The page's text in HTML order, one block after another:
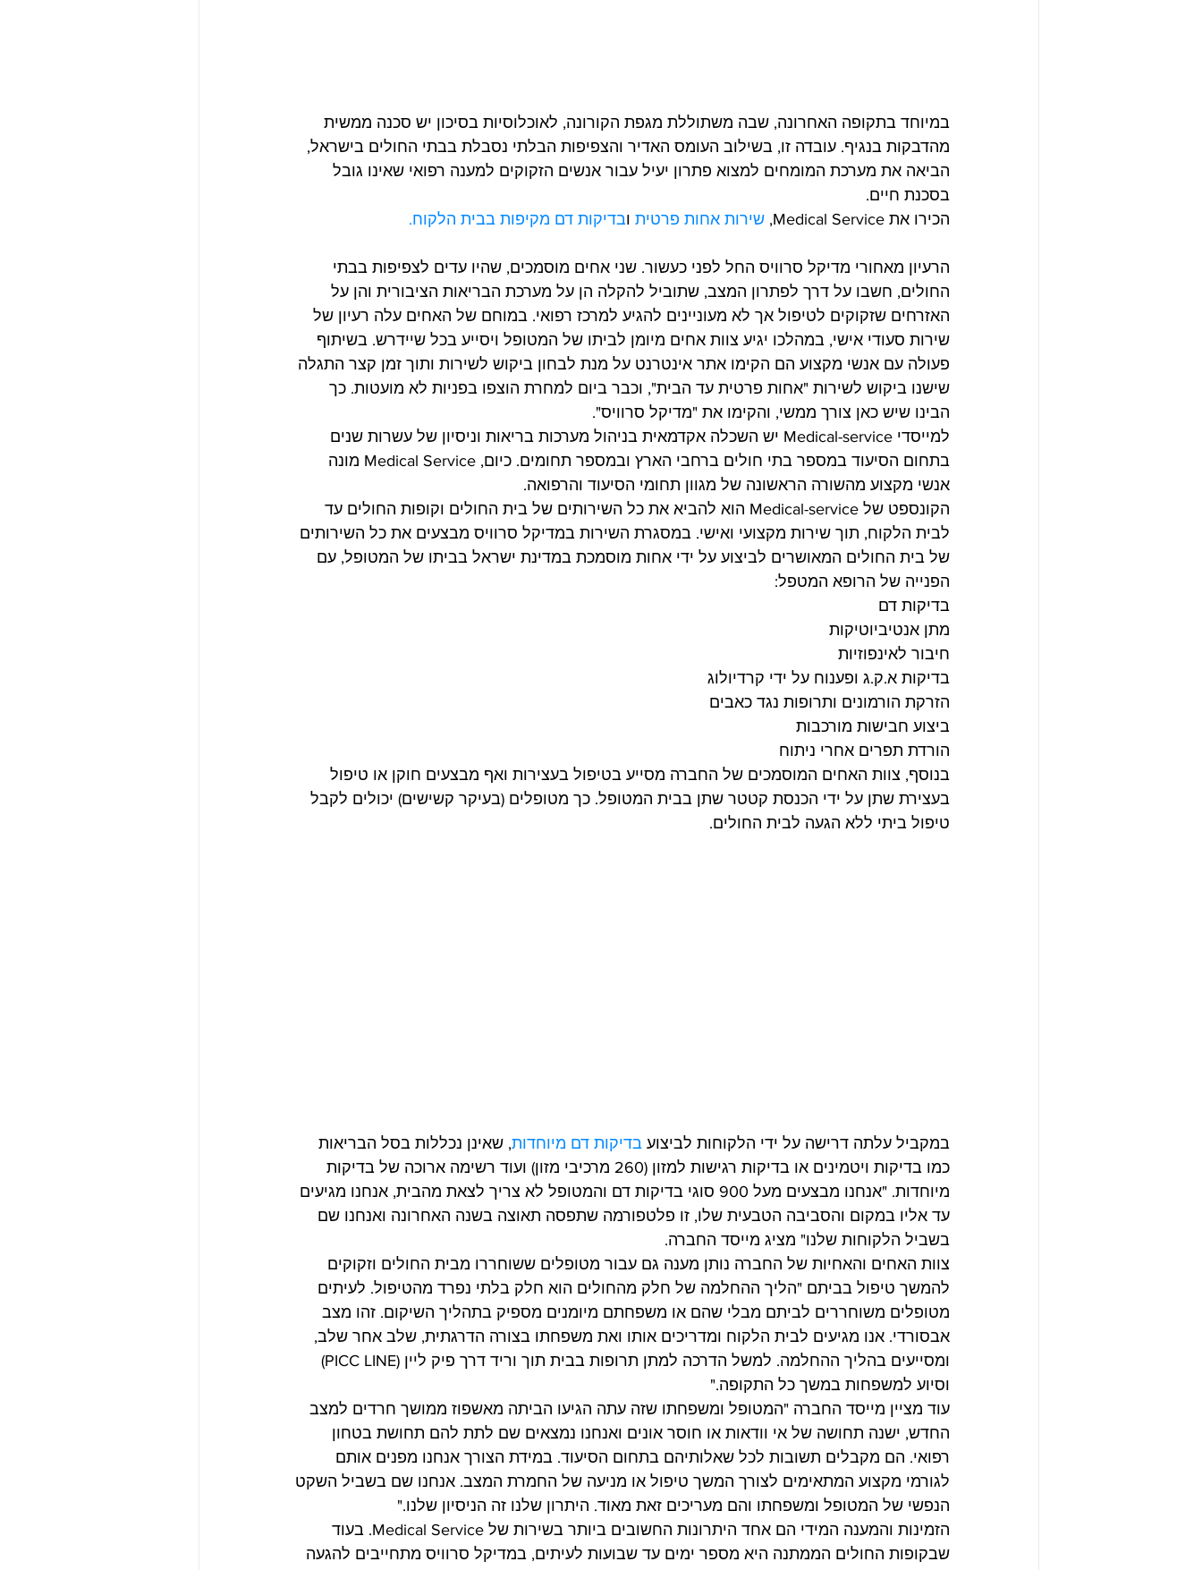
במיוחד בתקופה האחרונה, שבה משתוללת מגפת הקורונה, לאוכלוסיות בסיכון יש סכנה ממשית
מהדבקות בנגיף. עובדה זו, בשילוב העומס האדיר והצפיפות הבלתי נסבלת בבתי החולים בישראל,
הביאה את מערכת המומחים למצוא פתרון יעיל עבור אנשים הזקוקים למענה רפואי שאינו גובל
בסכנת חיים.
הכירו את Medical Service,
שירות אחות פרטית ובדיקות דם מקיפות בבית הלקוח.
הרעיון מאחורי מדיקל סרוויס החל לפני כעשור. שני אחים מוסמכים, שהיו עדים לצפיפות בבתי
החולים, חשבו על דרך לפתרון המצב, שתוביל להקלה הן על מערכת הבריאות הציבורית והן על
האזרחים שזקוקים לטיפול אך לא מעוניינים להגיע למרכז רפואי. במוחם של האחים עלה רעיון של
שירות סעודי אישי, במהלכו יגיע צוות אחים מיומן לביתו של המטופל ויסייע בכל שיידרש. בשיתוף
פעולה עם אנשי מקצוע הם הקימו אתר אינטרנט על מנת לבחון ביקוש לשירות ותוך זמן קצר התגלה
שישנו ביקוש לשירות "אחות פרטית עד הבית", וכבר ביום למחרת הוצפו בפניות לא מועטות. כך
הבינו שיש כאן צורך ממשי, והקימו את "מדיקל סרוויס".
למייסדי Medical-service יש השכלה אקדמאית בניהול מערכות בריאות וניסיון של עשרות שנים
בתחום הסיעוד במספר בתי חולים ברחבי הארץ ובמספר תחומים. כיום, Medical Service מונה
אנשי מקצוע מהשורה הראשונה של מגוון תחומי הסיעוד והרפואה.
הקונספט של Medical-service הוא להביא את כל השירותים של בית החולים וקופות החולים עד
לבית הלקוח, תוך שירות מקצועי ואישי. במסגרת השירות במדיקל סרוויס מבצעים את כל השירותים
של בית החולים המאושרים לביצוע על ידי אחות מוסמכת במדינת ישראל בביתו של המטופל, עם
הפנייה של הרופא המטפל:
בדיקות דם
מתן אנטיביוטיקות
חיבור לאינפוזיות
בדיקות א.ק.ג ופענוח על ידי קרדיולוג
הזרקת הורמונים ותרופות נגד כאבים
ביצוע חבישות מורכבות
הורדת תפרים אחרי ניתוח
בנוסף, צוות האחים המוסמכים של החברה מסייע בטיפול בעצירות ואף מבצעים חוקן או טיפול
בעצירת שתן על ידי הכנסת קטטר שתן בבית המטופל. כך מטופלים (בעיקר קשישים) יכולים לקבל
טיפול ביתי ללא הגעה לבית החולים.
במקביל עלתה דרישה על ידי הלקוחות לביצוע בדיקות דם מיוחדות, שאינן נכללות בסל הבריאות
כמו בדיקות ויטמינים או בדיקות רגישות למזון (260 מרכיבי מזון) ועוד רשימה ארוכה של בדיקות
מיוחדות. "אנחנו מבצעים מעל 900 סוגי בדיקות דם והמטופל לא צריך לצאת מהבית, אנחנו מגיעים
עד אליו במקום והסביבה הטבעית שלו, זו פלטפורמה שתפסה תאוצה בשנה האחרונה ואנחנו שם
בשביל הלקוחות שלנו" מציג מייסד החברה.
צוות האחים והאחיות של החברה נותן מענה גם עבור מטופלים ששוחררו מבית החולים וזקוקים
להמשך טיפול בביתם "הליך ההחלמה של חלק מהחולים הוא חלק בלתי נפרד מהטיפול. לעיתים
מטופלים משוחררים לביתם מבלי שהם או משפחתם מיומנים מספיק בתהליך השיקום. זהו מצב
אבסורדי. אנו מגיעים לבית הלקוח ומדריכים אותו ואת משפחתו בצורה הדרגתית, שלב אחר שלב,
ומסייעים בהליך ההחלמה. למשל הדרכה למתן תרופות בבית תוך וריד דרך פיק ליין (PICC LINE)
וסיוע למשפחות במשך כל התקופה."
עוד מציין מייסד החברה "המטופל ומשפחתו שזה עתה הגיעו הביתה מאשפוז ממושך חרדים למצב
החדש, ישנה תחושה של אי וודאות או חוסר אונים ואנחנו נמצאים שם לתת להם תחושת בטחון
רפואי. הם מקבלים תשובות לכל שאלותיהם בתחום הסיעוד. במידת הצורך אנחנו מפנים אותם
לגורמי מקצוע המתאימים לצורך המשך טיפול או מניעה של החמרת המצב. אנחנו שם בשביל השקט
הנפשי של המטופל ומשפחתו והם מעריכים זאת מאוד. היתרון שלנו זה הניסיון שלנו."
הזמינות והמענה המידי הם אחד היתרונות החשובים ביותר בשירות של Medical Service. בעוד
שבקופות החולים הממתנה היא מספר ימים עד שבועות לעיתים, במדיקל סרוויס מתחייבים להגעה